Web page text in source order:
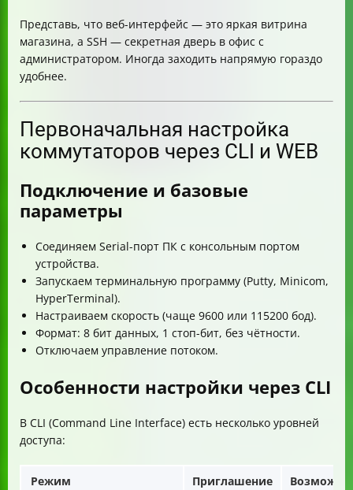
Представь, что веб-интерфейс — это яркая витрина
магазина, а SSH — секретная дверь в офис с
администратором. Иногда заходить напрямую гораздо
удобнее.
Первоначальная настройка
коммутаторов через CLI и WEB
Подключение и базовые
параметры
Соединяем Serial-порт ПК с консольным портом
устройства.
Запускаем терминальную программу (Putty, Minicom,
HyperTerminal).
Настраиваем скорость (чаще 9600 или 115200 бод).
Формат: 8 бит данных, 1 стоп-бит, без чётности.
Отключаем управление потоком.
Особенности настройки через CLI
В CLI (Command Line Interface) есть несколько уровней
доступа:
Режим Приглашение